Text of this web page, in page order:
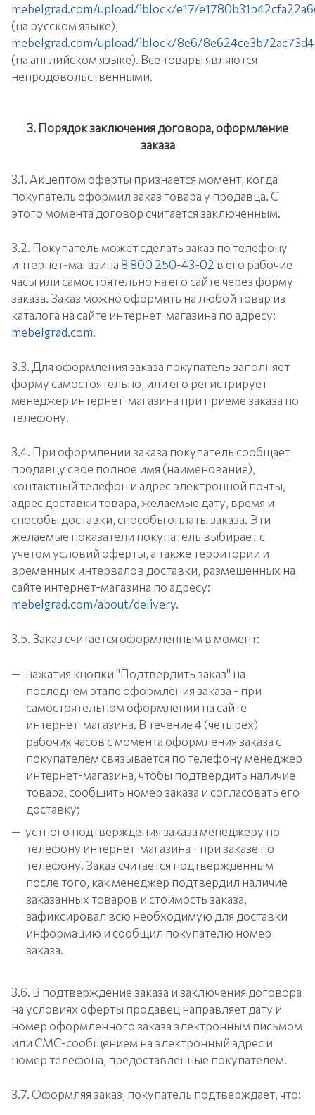
mebelgrad.com/upload/iblock/e17/
(на русском языке),
mebelgrad.com/upload/iblock/8e6/
(на английском языке). Все товары являются
непродовольственными.
3. Порядок заключения договора, оформление
заказа
3.1. Акцептом оферты признается момент, когда
покупатель оформил заказ товара у продавца. С
этого момента договор считается заключенным.
3.2. Покупатель может сделать заказ по телефону
интернет-магазина8 800 250-43-02 в его рабочие
часы или самостоятельно на его сайте через форму
заказа. Заказ можно оформить на любой товар из
каталога на сайте интернет-магазина по адресу:
mebelgrad.com.
3.3. Для оформления заказа покупатель заполняет
форму самостоятельно, или его регистрирует
менеджер интернет-магазина при приеме заказа по
телефону.
3.4. При оформлении заказа покупатель сообщает
продавцу свое полное имя (наименование),
контактный телефон и адрес электронной почты,
адрес доставки товара, желаемые дату, время и
способы доставки, способы оплаты заказа. Эти
желаемые показатели покупатель выбирает с
учетом условий оферты, а также территории и
временных интервалов доставки, размещенных на
сайте интернет-магазина по адресу:
mebelgrad.com/about/delivery.
3.5. Заказ считается оформленным в момент:
нажатия кнопки "Подтвердить заказ" на
последнем этапе оформления заказа - при
самостоятельном оформлении на сайте
интернет-магазина. В течение 4 (четырех)
рабочих часов с момента оформления заказа с
покупателем связывается по телефону менеджер
интернет-магазина, чтобы подтвердить наличие
товара, сообщить номер заказа и согласовать его
доставку;
устного подтверждения заказа менеджеру по
телефону интернет-магазина - при заказе по
телефону. Заказ считается подтвержденным
после того, как менеджер подтвердил наличие
заказанных товаров и стоимость заказа,
зафиксировал всю необходимую для доставки
информацию и сообщил покупателю номер
заказа.
3.6. В подтверждение заказа и заключения договора
на условиях оферты продавец направляет дату и
номер оформленного заказа электронным письмом
или СМС-сообщением на электронный адрес и
номер телефона, предоставленные покупателем.
3.7. Оформляя заказ, покупатель подтверждает, что: